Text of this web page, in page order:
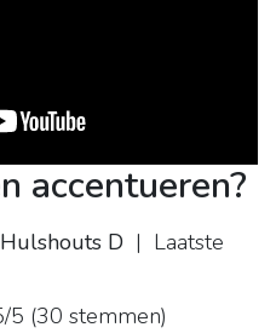
accentueren?
D | Laatste
5 (30 stemmen)